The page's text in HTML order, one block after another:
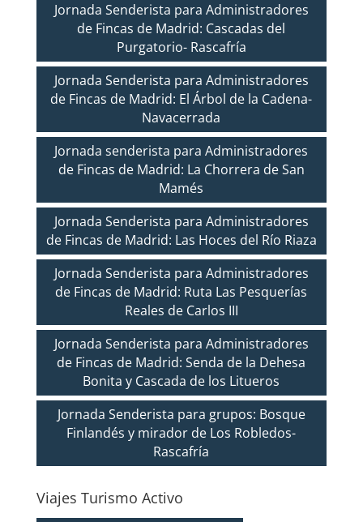
Jornada Senderista para Administradores
de Fincas de Madrid: Cascadas del
Purgatorio- Rascafría
Jornada Senderista para Administradores
de Fincas de Madrid: El Árbol de la Cadena-
Navacerrada
Jornada senderista para Administradores
de Fincas de Madrid: La Chorrera de San
Mamés
Jornada Senderista para Administradores
de Fincas de Madrid: Las Hoces del Río Riaza
Jornada Senderista para Administradores
de Fincas de Madrid: Ruta Las Pesquerías
Reales de Carlos III
Jornada Senderista para Administradores
de Fincas de Madrid: Senda de la Dehesa
Bonita y Cascada de los Litueros
Jornada Senderista para grupos: Bosque
Finlandés y mirador de Los Robledos-
Rascafría
Viajes Turismo Activo